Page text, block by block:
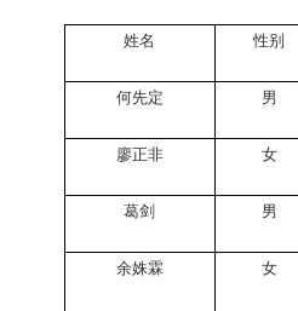
姓名 性别
何先定 男
廖正非 女
葛剑 男
余姝霖 女